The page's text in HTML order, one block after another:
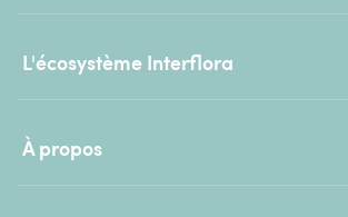
L'écosystème Interflora
À propos